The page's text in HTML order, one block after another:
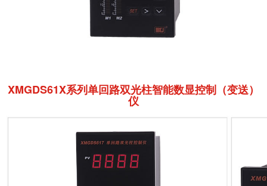
XMGDS61X系列单回路双光柱智能数显控制（变送）
仪